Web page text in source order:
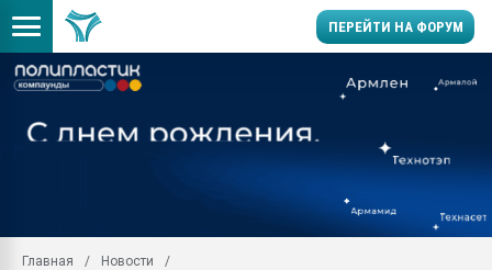
ПЕРЕЙТИ НА ФОРУМ
заводу пластмасс"
Главная
Новости